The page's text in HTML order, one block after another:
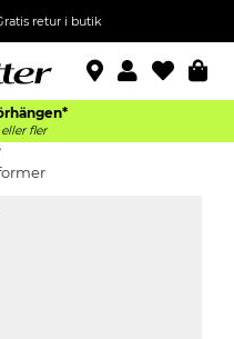
retur i butik
fler